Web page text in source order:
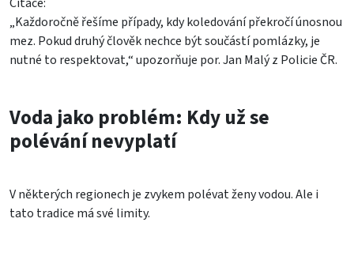
„Každoročně řešíme případy, kdy koledování překročí únosnou
mez. Pokud druhý člověk nechce být součástí pomlázky, je
nutné to respektovat,“ upozorňuje por. Jan Malý z Policie ČR.
Voda jako problém: Kdy už se
polévání nevyplatí
V některých regionech je zvykem polévat ženy vodou. Ale i
tato tradice má své limity.